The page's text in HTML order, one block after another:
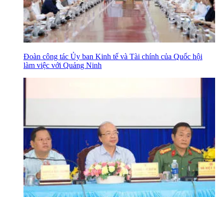
Đoàn công tác Ủy ban Kinh tế và Tài chính của Quốc hội
làm việc với Quảng Ninh